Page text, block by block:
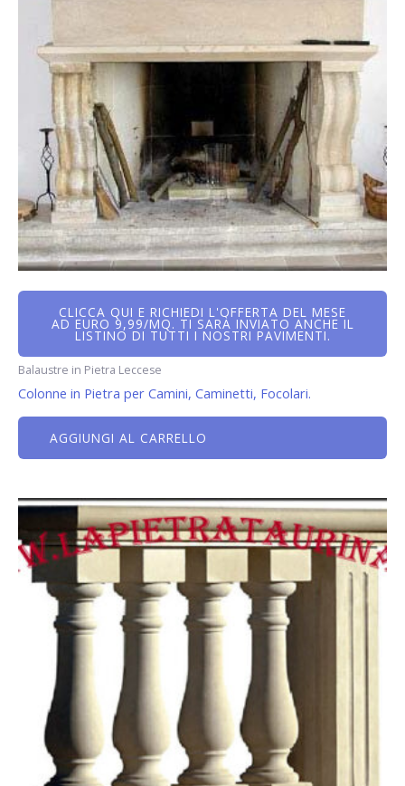
CLICCA QUI E RICHIEDI L'OFFERTA DEL MESE
AD EURO 9,99/MQ. TI SARÀ INVIATO ANCHE IL
LISTINO DI TUTTI I NOSTRI PAVIMENTI.
Balaustre in Pietra Leccese
Colonne in Pietra per Camini, Caminetti, Focolari.
AGGIUNGI AL CARRELLO